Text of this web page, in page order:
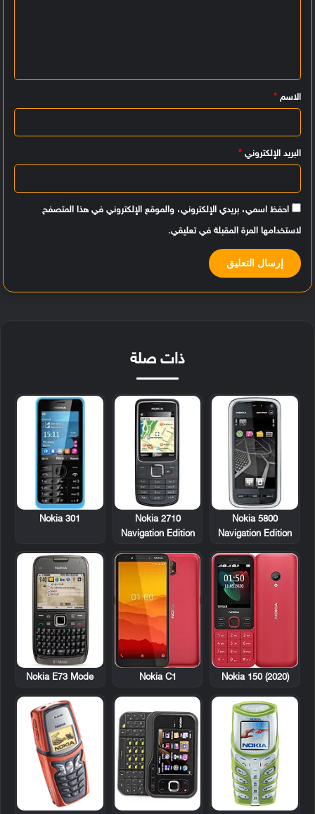
ي
ق
الاسم *
البريد الإلكتروني *
احفظ اسمي، بريدي الإلكتروني، والموقع الإلكتروني في هذا المتصفح
لاستخدامها المرة المقبلة في تعليقي.
ذات صلة
Nokia 5800
Navigation Edition
Nokia 2710
Navigation Edition
Nokia 301
Nokia 150 (2020)
Nokia C1
Nokia E73 Mode